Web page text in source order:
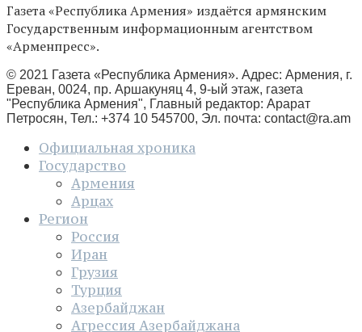
Газета «Республика Армения» издаётся армянским
Государственным информационным агентством
«Арменпресс».
© 2021 Газета «Республика Армения». Адрес: Армения, г.
Ереван, 0024, пр. Аршакуняц 4, 9-ый этаж, газета
"Республика Армения", Главный редактор: Арарат
Петросян, Тел.: +374 10 545700, Эл. почта: contact@ra.am
Официальная хроника
Государство
Армения
Арцах
Регион
Россия
Иран
Грузия
Турция
Азербайджан
Агрессия Азербайджана